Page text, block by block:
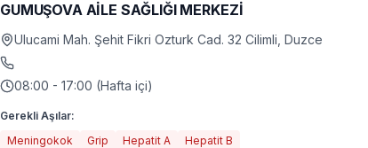
GUMUŞOVA AİLE SAĞLIĞI MERKEZİ
Ulucami Mah. Şehit Fikri Ozturk Cad. 32 Cilimli, Duzce
08:00 - 17:00 (Hafta içi)
Gerekli Aşılar:
Meningokok
Grip Hepatit A Hepatit B